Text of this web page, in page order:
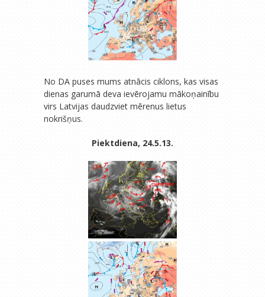
No DA puses mums atnācis ciklons, kas visas
dienas garumā deva ievērojamu mākoņainību
virs Latvijas daudzviet mērenus lietus
nokrišņus.
Piektdiena, 24.5.13.